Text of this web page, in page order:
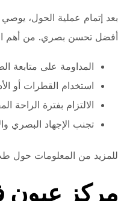
بعد إتمام عملية الحول، يوصي
أفضل تحسن بصري. من أهم
المداومة على متابعة
استخدام القطرات أو
الالتزام بفترة الراحة
تجنب الإجهاد البصري
للمزيد من المعلومات حول
مركز عيون